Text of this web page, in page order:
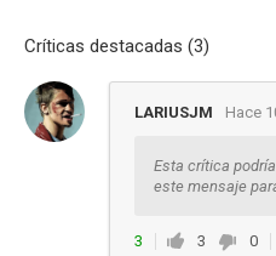
Críticas destacadas (3)
LARIUSJM Hace
Esta crítica
este mensaje
3 3 0